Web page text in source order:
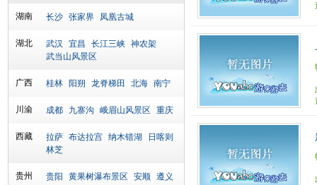
湖南 长沙 张家界 凤凰古城
湖北 武汉 宜昌 长江三峡 神农架
武当山风景区
广西 桂林 阳朔 龙脊梯田 北海 南宁
川渝 成都 九寨沟 峨眉山风景区 重庆
西藏 拉萨 布达拉宫 纳木错湖
日喀则
林芝
贵州 贵阳 黄果树瀑布景区 安顺 遵义